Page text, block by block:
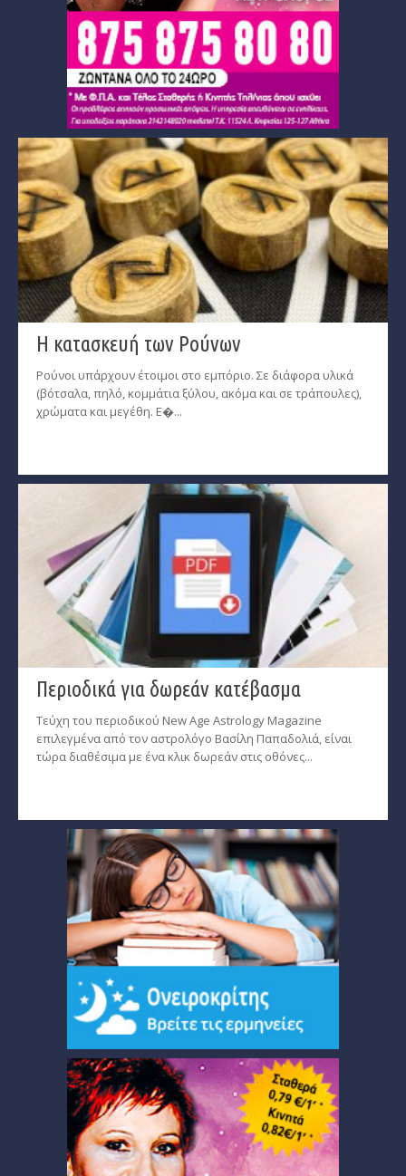
Η κατασκευή των Ρούνων
Ρούνοι υπάρχουν έτοιμοι στο εμπόριο. Σε διάφορα υλικά
(βότσαλα, πηλό, κομμάτια ξύλου, ακόμα και σε τράπουλες),
χρώματα και μεγέθη. Ε�...
Περιοδικά για δωρεάν κατέβασμα
Τεύχη του περιοδικού New Age Astrology Magazine
επιλεγμένα από τον αστρολόγο Βασίλη Παπαδολιά, είναι
τώρα διαθέσιμα με ένα κλικ δωρεάν στις οθόνες...